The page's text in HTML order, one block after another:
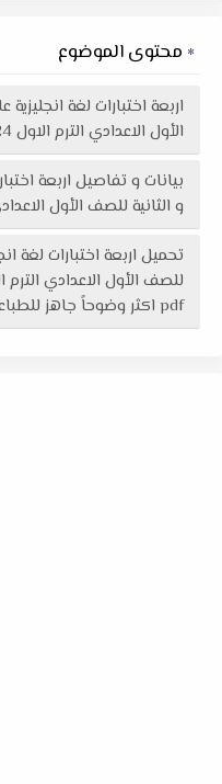
محتوى الموضوع
اربعة اختبارات لغة
الأول الاعدادي الترم الاول 2024 فايف ستارز
بيانات و تفاصيل اربعة
و الثانية للصف الأول الاعدادي الترم
تحميل اربعة اختبارات لغة
pdf اكثر وضوحاً جاهز للطباعة عبر الرابط التالى :